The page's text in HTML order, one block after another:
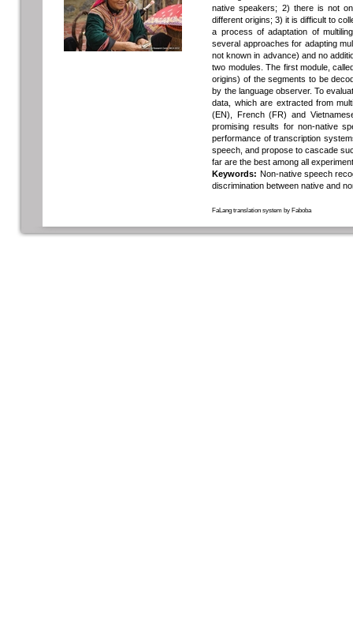
native speakers; 2) there is not
different origins; 3) it is difficult to
a process of adaptation of
several approaches for adapting
not known in advance) and no
two modules. The first module,
origins) of the segments to be
by the language observer. To
data, which are extracted from
(EN), French (FR) and
promising results for non-native
performance of transcription
speech, and propose to cascade
far are the best among all
Keywords: Non-native speech
discrimination between native and
FaLang translation system by Faboba